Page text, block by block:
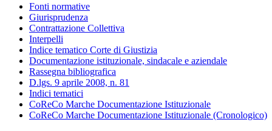
Fonti normative
Giurisprudenza
Contrattazione Collettiva
Interpelli
Indice tematico Corte di Giustizia
Documentazione istituzionale, sindacale e aziendale
Rassegna bibliografica
D.lgs. 9 aprile 2008, n. 81
Indici tematici
CoReCo Marche Documentazione Istituzionale
CoReCo Marche Documentazione Istituzionale (Cronologico)